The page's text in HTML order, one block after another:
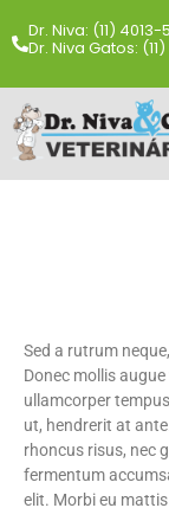
Dr. Niva: (11)
Dr. Niva Gatos: (11)
Sed a rutrum
Donec mollis
ullamcorper
ut, hendrerit at
rhoncus risus, nec
fermentum
elit. Morbi eu